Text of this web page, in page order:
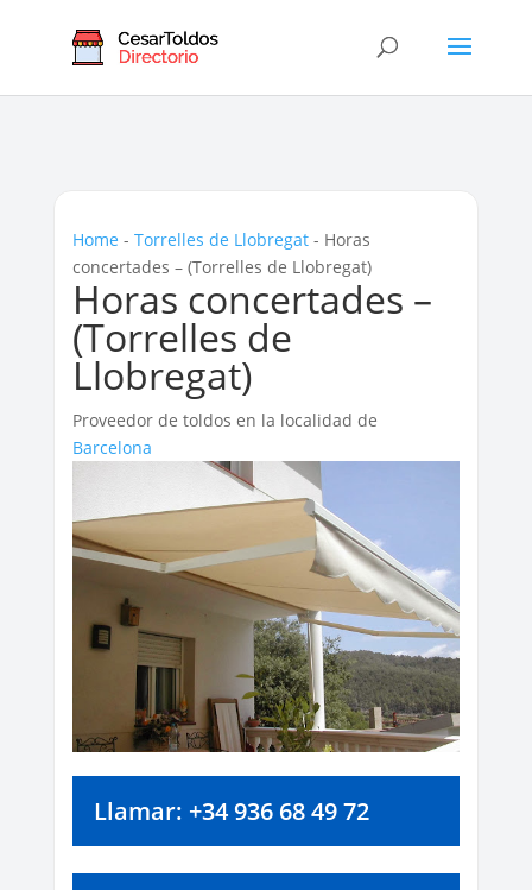
Home - Torrelles de Llobregat- Horas
concertades – (Torrelles de Llobregat)
Horas concertades –
(Torrelles de
Llobregat)
Proveedor de toldos en la localidad de
Barcelona
Llamar: +34 936 68 49 72